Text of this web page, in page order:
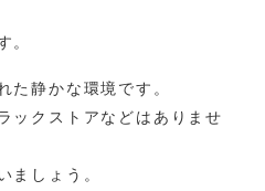
た静かな環境です。
ックストアなどはありませ
ましょう。